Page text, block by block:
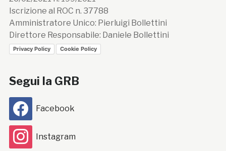
Iscrizione al ROC n. 37788
Amministratore Unico: Pierluigi Bollettini
Direttore Responsabile: Daniele Bollettini
Privacy Policy Cookie Policy
Segui la GRB
Facebook
Instagram